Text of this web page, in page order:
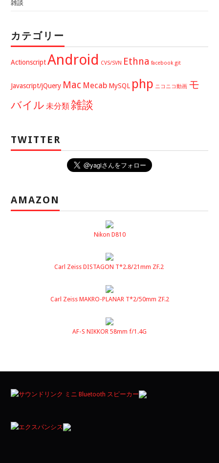
雑談
カテゴリー
Actionscript Android CVS/SVN Ethna facebook git
Javascript/jQuery Mac Mecab MySQL php ニコニコ動画 モ
バイル 未分類雑談
TWITTER
AMAZON
Nikon D810
Carl Zeiss DISTAGON T*2.8/21mm ZF.2
Carl Zeiss MAKRO-PLANAR T*2/50mm ZF.2
AF-S NIKKOR 58mm f/1.4G